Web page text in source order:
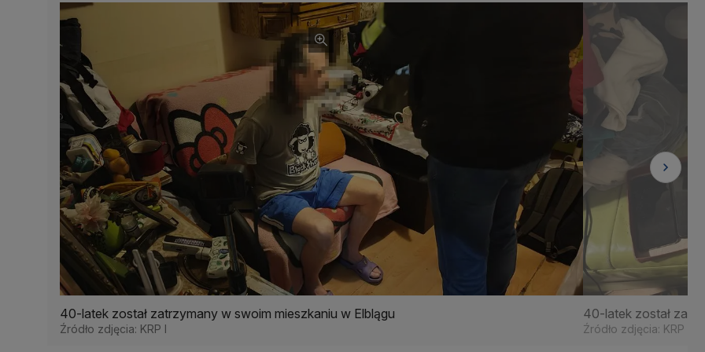
40-latek został zatrzymany w swoim mieszkaniu w Elblągu
Źródło zdjęcia: KRP I
40-latek został
Źródło zdjęcia: KRP I